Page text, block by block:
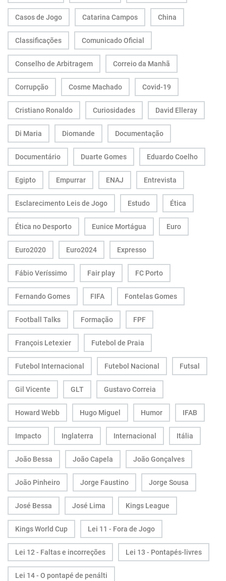
Casos de Jogo Catarina Campos China
Classificações Comunicado Oficial
Conselho de Arbitragem Correio da Manhã
Corrupção Cosme Machado Covid-19
Cristiano Ronaldo Curiosidades David Elleray
Di Maria Diomande Documentação
Documentário Duarte Gomes Eduardo Coelho
Egipto Empurrar ENAJ Entrevista
Esclarecimento Leis de Jogo Estudo Ética
Ética no Desporto Eunice Mortágua Euro
Euro2020 Euro2024 Expresso
Fábio Veríssimo Fair play FC Porto
Fernando Gomes FIFA Fontelas Gomes
Football Talks Formação FPF
François Letexier Futebol de Praia
Futebol Internacional Futebol Nacional Futsal
Gil Vicente GLT Gustavo Correia
Howard Webb Hugo Miguel Humor IFAB
Impacto Inglaterra Internacional Itália
João Bessa João Capela João Gonçalves
João Pinheiro Jorge Faustino Jorge Sousa
José Bessa José Lima Kings League
Kings World Cup Lei 11 - Fora de Jogo
Lei 12 - Faltas e incorreções Lei 13 - Pontapés-livres
Lei 14 - O pontapé de penálti